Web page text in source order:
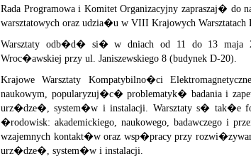
Rada Programowa i Komitet Organizacyjny zapraszaj�
warsztatowych oraz udzia�u w VIII Krajowych
Warsztaty odb�d� si� w dniach od 11 do 13 maja
Wroc�awskiej przy ul. Janiszewskiego 8 (budynek D-20).
Krajowe Warsztaty Kompatybilno�ci
naukowym, popularyzuj�c� problematyk� badania i
urz�dze�, system�w i instalacji. Warsztaty s� tak�e
�rodowisk: akademickiego, naukowego, badawczego i
wzajemnych kontakt�w oraz wsp�pracy przy
urz�dze�, system�w i instalacji.